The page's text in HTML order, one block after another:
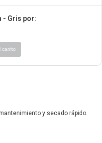
- Gris por:
carrito
y secado rápido.